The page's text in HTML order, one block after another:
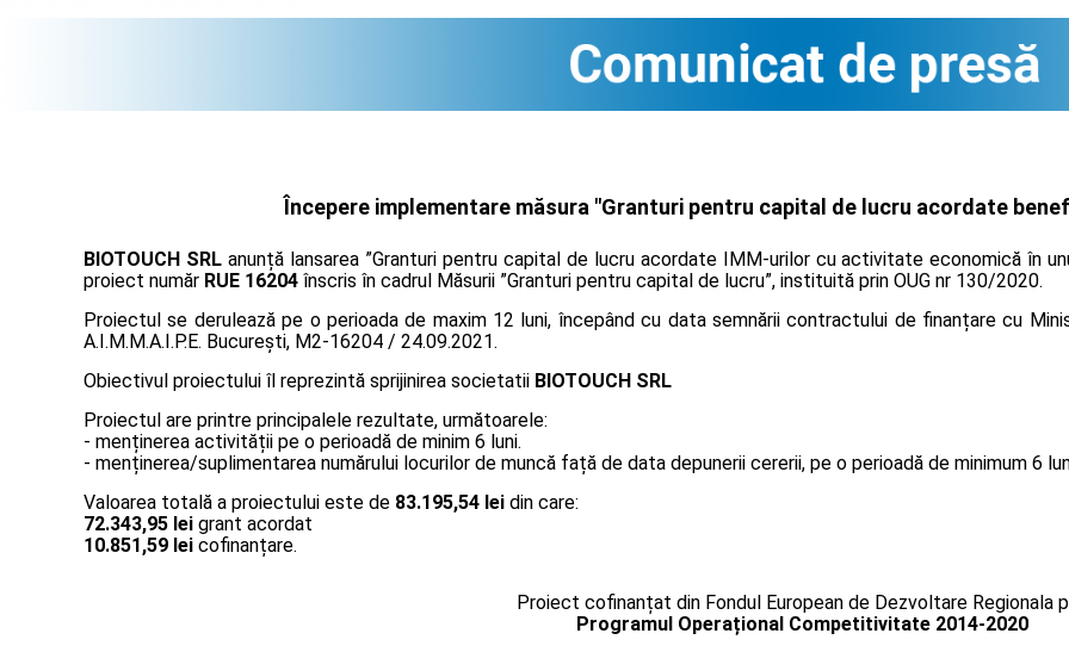
Începere implementare măsura "Granturi pentru capital de lucru acordate
BIOTOUCH SRLanunță lansarea ”Granturi pentru capital de lucru acordate IMM-urilor cu activitate economică în
proiect număr RUE 16204 înscris în cadrul Măsurii ”Granturi pentru capital de lucru”, instituită prin OUG nr 130/2020.
Proiectul se derulează pe o perioada de maxim 12 luni, începând cu data semnării contractului de finanțare cu
A.I.M.M.A.I.P.E. București, M2-16204 / 24.09.2021.
Obiectivul proiectului îl reprezintă sprijinirea societatii BIOTOUCH SRL
Proiectul are printre principalele rezultate, următoarele:
- menținerea activității pe o perioadă de minim 6 luni.
- menținerea/suplimentarea numărului locurilor de muncă față de data depunerii cererii, pe o perioadă de minimum 6
Valoarea totală a proiectului este de 83.195,54 lei din care:
72.343,95 lei grant acordat
10.851,59 lei cofinanțare.
Proiect cofinanțat din Fondul European de Dezvoltare Regionala
Programul Operațional Competitivitate 2014-2020